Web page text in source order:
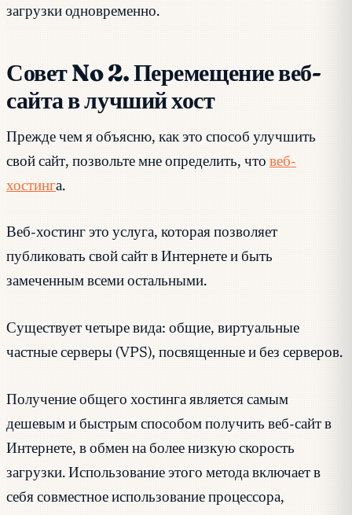
загрузки одновременно.
Совет No 2. Перемещение веб-
сайта в лучший хост
Прежде чем я объясню, как это способ улучшить
свой сайт, позвольте мне определить, что веб-
хостинга.
Веб-хостинг это услуга, которая позволяет
публиковать свой сайт в Интернете и быть
замеченным всеми остальными.
Существует четыре вида: общие, виртуальные
частные серверы (VPS), посвященные и без серверов.
Получение общего хостинга является самым
дешевым и быстрым способом получить веб-сайт в
Интернете, в обмен на более низкую скорость
загрузки. Использование этого метода включает в
себя совместное использование процессора,